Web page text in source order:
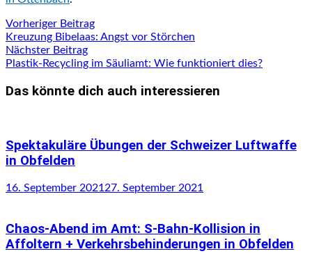
Beitragsnavigation
Vorheriger BeitragVorheriger
Beitrag:
Kreuzung Bibelaas: Angst vor Störchen
Nächster BeitragNächster
Beitrag:
Plastik-Recycling im Säuliamt: Wie funktioniert dies?
Das könnte dich auch interessieren
Spektakuläre Übungen der Schweizer Luftwaffe
in Obfelden
16. September 2021 27. September 2021
Chaos-Abend im Amt: S-Bahn-Kollision in
Affoltern + Verkehrsbehinderungen in Obfelden